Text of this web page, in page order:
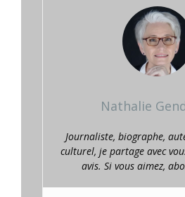
Nathalie
Journaliste, biographe,
culturel, je partage avec
avis. Si vous aimez,